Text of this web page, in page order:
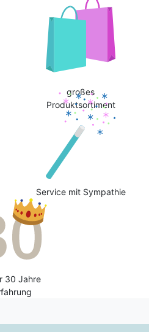
großes
Produktsortiment
Service mit Sympathie
30 Jahre